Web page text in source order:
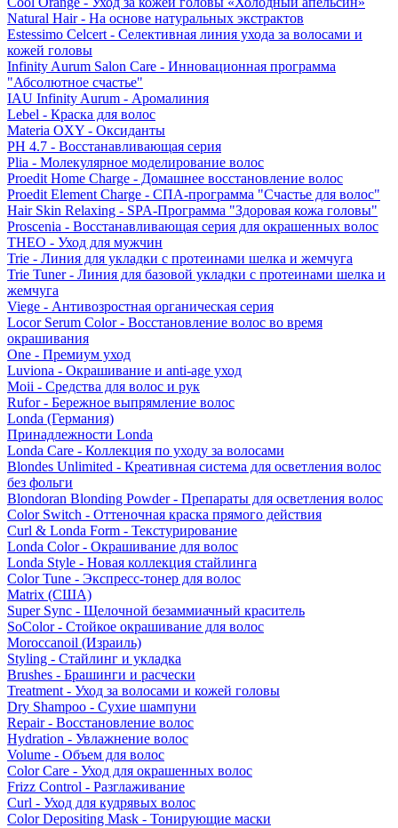
Natural Hair - На основе натуральных экстрактов
Estessimo Celcert - Селективная линия ухода за волосами и
кожей головы
Infinity Aurum Salon Care - Инновационная программа
"Абсолютное счастье"
IAU Infinity Aurum - Аромалиния
Lebel - Краска для волос
Materia OXY - Оксиданты
PH 4.7 - Восстанавливающая серия
Plia - Молекулярное моделирование волос
Proedit Home Charge - Домашнее восстановление волос
Proedit Element Charge - СПА-программа "Счастье для волос"
Hair Skin Relaxing - SPA-Программа "Здоровая кожа головы"
Proscenia - Восстанавливающая серия для окрашенных волос
THEO - Уход для мужчин
Trie - Линия для укладки с протеинами шелка и жемчуга
Trie Tuner - Линия для базовой укладки с протеинами шелка и
жемчуга
Viege - Антивозростная органическая серия
Locor Serum Color - Восстановление волос во время
окрашивания
One - Премиум уход
Luviona - Окрашивание и anti-age уход
Moii - Средства для волос и рук
Rufor - Бережное выпрямление волос
Londa (Германия)
Принадлежности Londa
Londa Care - Коллекция по уходу за волосами
Blondes Unlimited - Креативная система для осветления волос
без фольги
Blondoran Blonding Powder - Препараты для осветления волос
Color Switch - Оттеночная краска прямого действия
Curl & Londa Form - Текстурирование
Londa Color - Окрашивание для волос
Londa Style - Новая коллекция стайлинга
Color Tune - Экспресс-тонер для волос
Matrix (США)
Super Sync - Щелочной безаммиачный краситель
SoColor - Стойкое окрашивание для волос
Moroccanoil (Израиль)
Styling - Стайлинг и укладка
Brushes - Брашинги и расчески
Treatment - Уход за волосами и кожей головы
Dry Shampoo - Сухие шампуни
Repair - Восстановление волос
Hydration - Увлажнение волос
Volume - Объем для волос
Color Care - Уход для окрашенных волос
Frizz Control - Разглаживание
Curl - Уход для кудрявых волос
Color Depositing Mask - Тонирующие маски